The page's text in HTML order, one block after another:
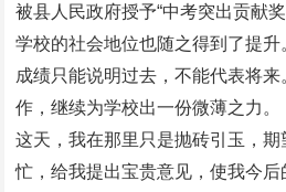
被县人民政府授予“中考突出贡献奖
学校的社会地位也随之得到了提升
成绩只能说明过去，不能代表将
作，继续为学校出一份微薄之力。
这天，我在那里只是抛砖引玉，
忙，给我提出宝贵意见，使我今后